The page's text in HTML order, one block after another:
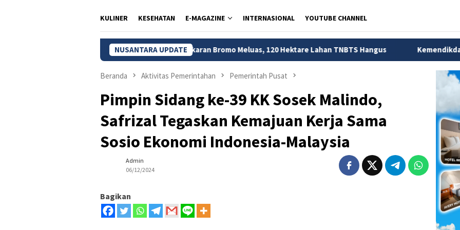
KULINER KESEHATAN E-MAGAZINE INTERNASIONAL YOUTUBE CHANNEL
NUSANTARA UPDATE
Kebakaran Bromo Meluas, 120 Hektare Lahan TNBTS Hangus Kemendikdasmen Ungkap 56
Beranda Aktivitas Pemerintahan Pemerintah Pusat
Pimpin Sidang ke-39 KK Sosek Malindo,
Safrizal Tegaskan Kemajuan Kerja Sama
Sosio Ekonomi Indonesia-Malaysia
Admin
06/12/2024
Bagikan